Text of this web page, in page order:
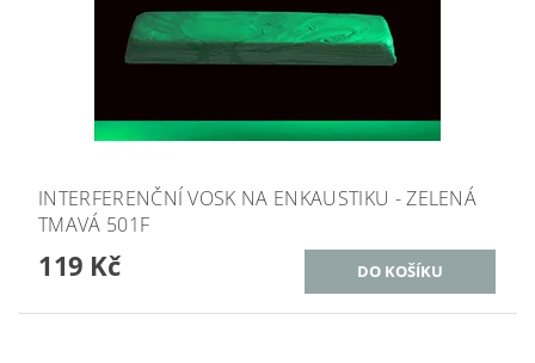
INTERFERENČNÍ VOSK NA ENKAUSTIKU - ZELENÁ
TMAVÁ 501F
119 Kč